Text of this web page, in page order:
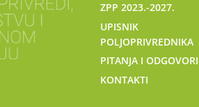
ZPP 2023.-2027.
UPISNIK
POLJOPRIVREDNIKA
PITANJA I ODGOVORI
KONTAKTI